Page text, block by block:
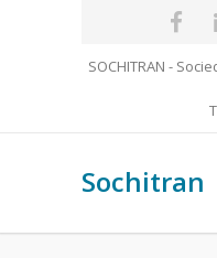
SOCHITRAN -
Sochitran